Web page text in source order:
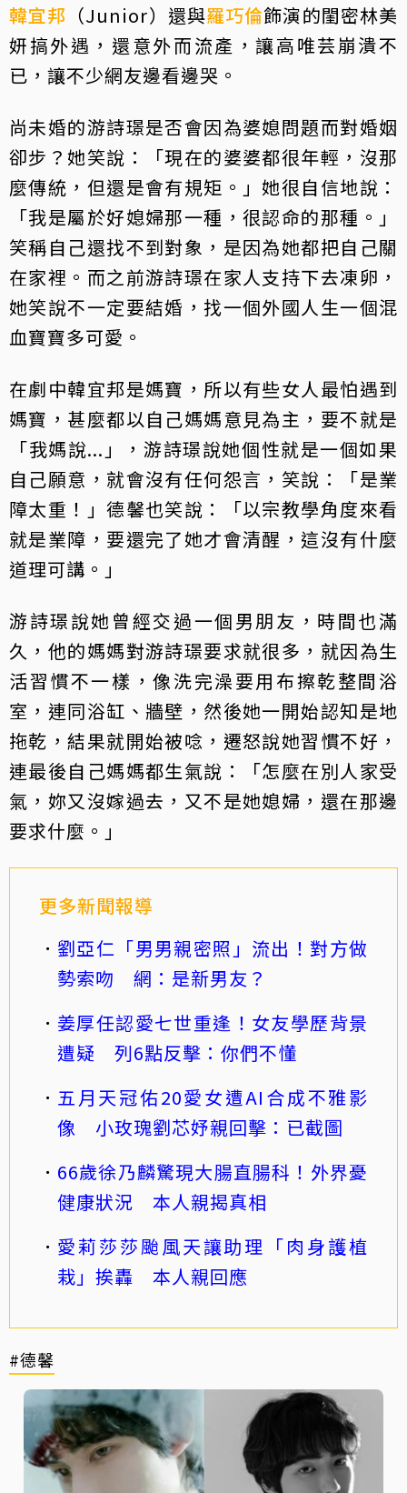
韓宜邦 （Junior）還與羅巧倫飾演的閨密林美
妍搞外遇，還意外而流產，讓高唯芸崩潰不
已，讓不少網友邊看邊哭。
尚未婚的游詩璟是否會因為婆媳問題而對婚姻
卻步？她笑說：「現在的婆婆都很年輕，沒那
麼傳統，但還是會有規矩。」她很自信地說：
「我是屬於好媳婦那一種，很認命的那種。」
笑稱自己還找不到對象，是因為她都把自己關
在家裡。而之前游詩璟在家人支持下去凍卵，
她笑說不一定要結婚，找一個外國人生一個混
血寶寶多可愛。
在劇中韓宜邦是媽寶，所以有些女人最怕遇到
媽寶，甚麼都以自己媽媽意見為主，要不就是
「我媽說...」，游詩璟說她個性就是一個如果
自己願意，就會沒有任何怨言，笑說：「是業
障太重！」德馨也笑說：「以宗教學角度來看
就是業障，要還完了她才會清醒，這沒有什麼
道理可講。」
游詩璟說她曾經交過一個男朋友，時間也滿
久，他的媽媽對游詩璟要求就很多，就因為生
活習慣不一樣，像洗完澡要用布擦乾整間浴
室，連同浴缸、牆壁，然後她一開始認知是地
拖乾，結果就開始被唸，遷怒說她習慣不好，
連最後自己媽媽都生氣說：「怎麼在別人家受
氣，妳又沒嫁過去，又不是她媳婦，還在那邊
要求什麼。」
更多新聞報導
劉亞仁「男男親密照」流出！對方做
勢索吻 網：是新男友？
姜厚任認愛七世重逢！女友學歷背景
遭疑 列6點反擊：你們不懂
五月天冠佑20愛女遭AI合成不雅影
像 小玫瑰劉芯妤親回擊：已截圖
66歲徐乃麟驚現大腸直腸科！外界憂
健康狀況 本人親揭真相
愛莉莎莎颱風天讓助理「肉身護植
栽」挨轟 本人親回應
#德馨